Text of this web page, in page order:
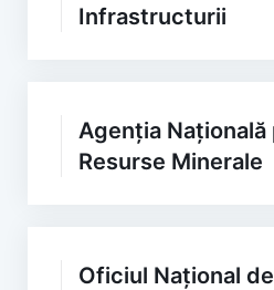
Infrastructurii
Agenția Națională
Resurse Minerale
Oficiul Național